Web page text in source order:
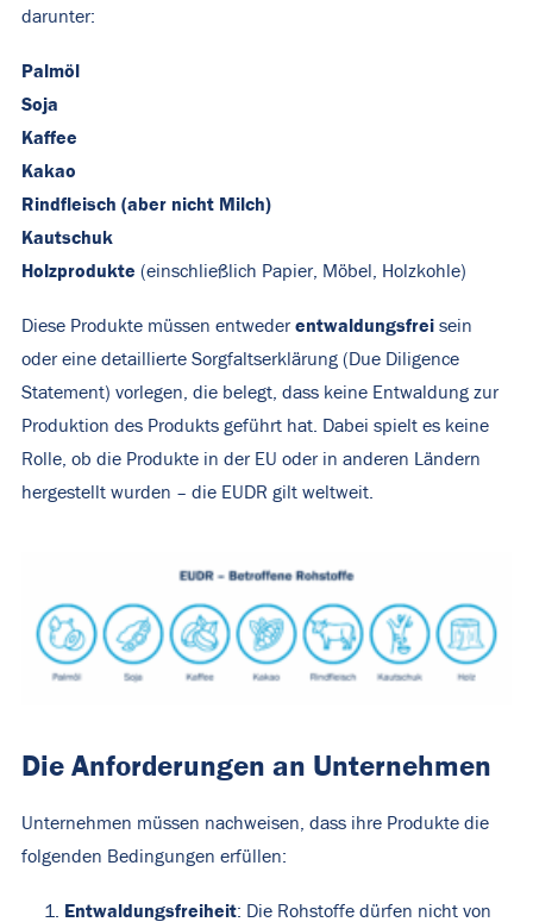
darunter:
Palmöl
Soja
Kaffee
Kakao
Rindfleisch (aber nicht Milch)
Kautschuk
Holzprodukte (einschließlich Papier, Möbel, Holzkohle)
Diese Produkte müssen entwederentwaldungsfrei sein
oder eine detaillierte Sorgfaltserklärung (Due Diligence
Statement) vorlegen, die belegt, dass keine Entwaldung zur
Produktion des Produkts geführt hat. Dabei spielt es keine
Rolle, ob die Produkte in der EU oder in anderen Ländern
hergestellt wurden – die EUDR gilt weltweit.
Die Anforderungen an Unternehmen
Unternehmen müssen nachweisen, dass ihre Produkte die
folgenden Bedingungen erfüllen:
Entwaldungsfreiheit: Die Rohstoffe dürfen nicht von